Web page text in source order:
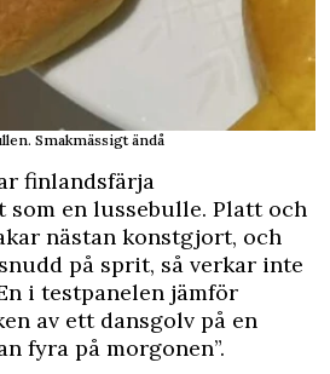
Smakmässigt ändå
finlandsfärja
som en lussebulle. Platt och
nästan konstgjort, och
på sprit, så verkar inte
i testpanelen jämför
av ett dansgolv på en
fyra på morgonen”.